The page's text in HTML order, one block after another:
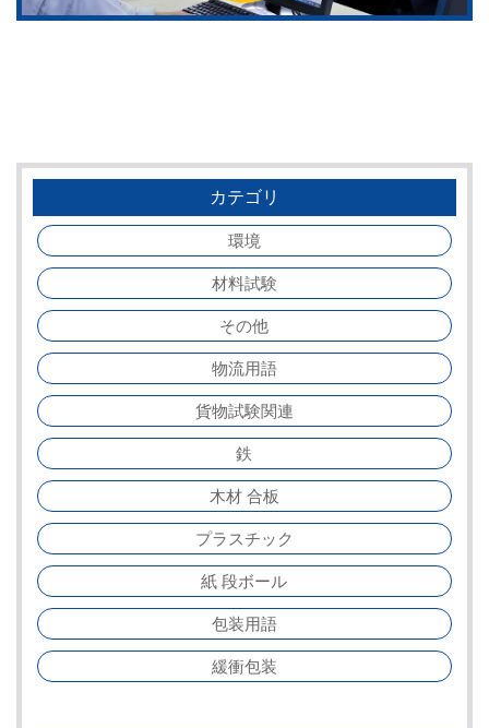
カテゴリ
環境
材料試験
その他
物流用語
貨物試験関連
鉄
木材 合板
プラスチック
紙 段ボール
包装用語
緩衝包装